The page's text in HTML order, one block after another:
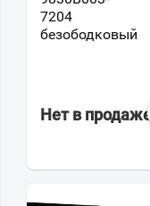
7204
безободковый
Нет в продаже